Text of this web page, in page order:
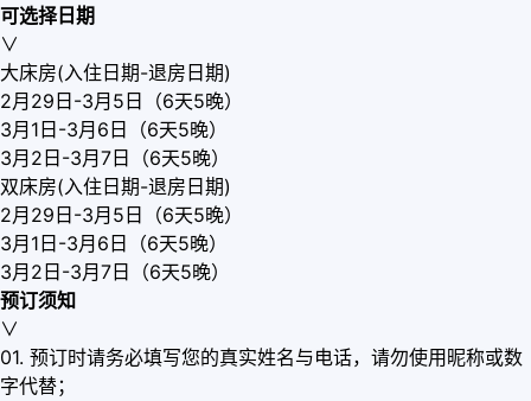
可选择日期
∨
大床房(入住日期-退房日期)
2月29日-3月5日（6天5晚）
3月1日-3月6日（6天5晚）
3月2日-3月7日（6天5晚）
双床房(入住日期-退房日期)
2月29日-3月5日（6天5晚）
3月1日-3月6日（6天5晚）
3月2日-3月7日（6天5晚）
预订须知
∨
01. 预订时请务必填写您的真实姓名与电话，请勿使用昵称或数
字代替；